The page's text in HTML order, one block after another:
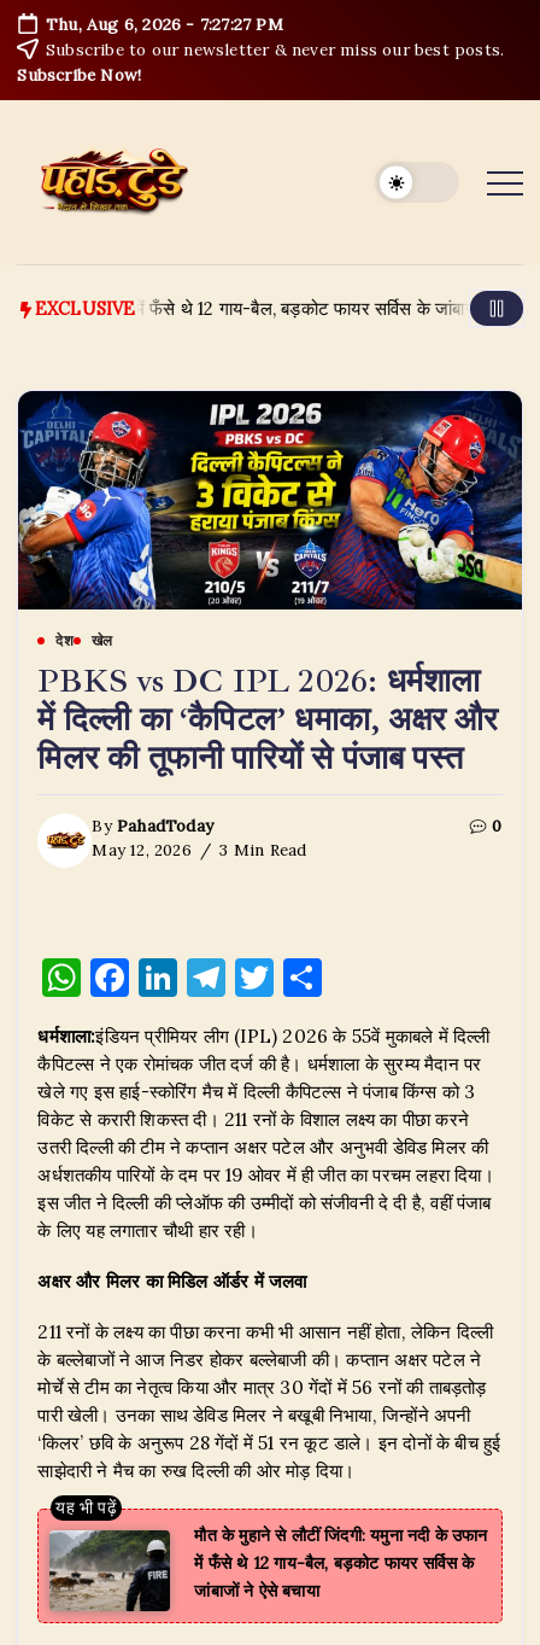
Skip
to
content
Thu, Aug 6, 2026 - 7:27:27 PM
Subscribe to our newsletter & never miss our best posts.
Subscribe Now!
EXCLUSIVE
के उफान में फँसे थे 12 गाय-बैल, बड़कोट फायर सर्विस के जांबाजों ने ऐसे बचाया
देश खेल
​PBKS vs DC IPL 2026: धर्मशाला
में दिल्ली का ‘कैपिटल’ धमाका, अक्षर और
मिलर की तूफानी पारियों से पंजाब पस्त
ByPahadToday
May 12, 2026
3 Min Read
0
W
h
at
s
A
p
p
F
c
e
b
o
o
k
Li
k
e
dI
n
T
el
e
g
ra
m
T
it
te
r
h
ar
e
धर्मशाला:इंडियन प्रीमियर लीग (IPL) 2026 के 55वें मुकाबले में दिल्ली
कैपिटल्स ने एक रोमांचक जीत दर्ज की है। धर्मशाला के सुरम्य मैदान पर
खेले गए इस हाई-स्कोरिंग मैच में दिल्ली कैपिटल्स ने पंजाब किंग्स को 3
विकेट से करारी शिकस्त दी। 211 रनों के विशाल लक्ष्य का पीछा करने
उतरी दिल्ली की टीम ने कप्तान अक्षर पटेल और अनुभवी डेविड मिलर की
अर्धशतकीय पारियों के दम पर 19 ओवर में ही जीत का परचम लहरा दिया।
इस जीत ने दिल्ली की प्लेऑफ की उम्मीदों को संजीवनी दे दी है, वहीं पंजाब
के लिए यह लगातार चौथी हार रही।
अक्षर और मिलर का मिडिल ऑर्डर में जलवा
211 रनों के लक्ष्य का पीछा करना कभी भी आसान नहीं होता, लेकिन दिल्ली
के बल्लेबाजों ने आज निडर होकर बल्लेबाजी की। कप्तान अक्षर पटेल ने
मोर्चे से टीम का नेतृत्व किया और मात्र 30 गेंदों में 56 रनों की ताबड़तोड़
पारी खेली। उनका साथ डेविड मिलर ने बखूबी निभाया, जिन्होंने अपनी
‘किलर’ छवि के अनुरूप 28 गेंदों में 51 रन कूट डाले। इन दोनों के बीच हुई
साझेदारी ने मैच का रुख दिल्ली की ओर मोड़ दिया।
मौत के मुहाने से लौटीं जिंदगी: यमुना नदी के उफान
में फँसे थे 12 गाय-बैल, बड़कोट फायर सर्विस के
जांबाजों ने ऐसे बचाया